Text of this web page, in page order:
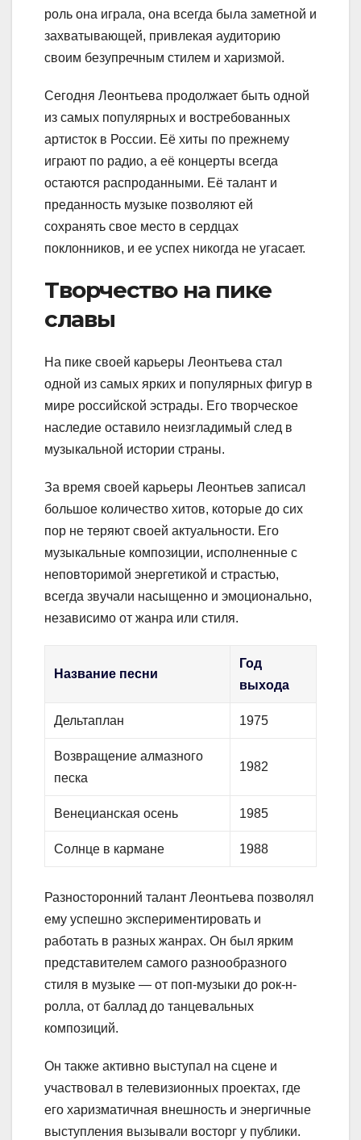
роль она играла, она всегда была заметной и
захватывающей, привлекая аудиторию
своим безупречным стилем и харизмой.
Сегодня Леонтьева продолжает быть одной
из самых популярных и востребованных
артисток в России. Её хиты по прежнему
играют по радио, а её концерты всегда
остаются распроданными. Её талант и
преданность музыке позволяют ей
сохранять свое место в сердцах
поклонников, и ее успех никогда не угасает.
Творчество на пике
славы
На пике своей карьеры Леонтьева стал
одной из самых ярких и популярных фигур в
мире российской эстрады. Его творческое
наследие оставило неизгладимый след в
музыкальной истории страны.
За время своей карьеры Леонтьев записал
большое количество хитов, которые до сих
пор не теряют своей актуальности. Его
музыкальные композиции, исполненные с
неповторимой энергетикой и страстью,
всегда звучали насыщенно и эмоционально,
независимо от жанра или стиля.
Название песни
Год
выхода
Дельтаплан 1975
Возвращение алмазного
песка
1982
Венецианская осень 1985
Солнце в кармане 1988
Разносторонний талант Леонтьева позволял
ему успешно экспериментировать и
работать в разных жанрах. Он был ярким
представителем самого разнообразного
стиля в музыке — от поп-музыки до рок-н-
ролла, от баллад до танцевальных
композиций.
Он также активно выступал на сцене и
участвовал в телевизионных проектах, где
его харизматичная внешность и энергичные
выступления вызывали восторг у публики.